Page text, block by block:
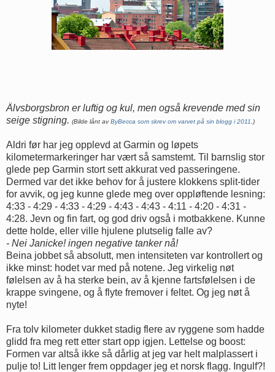
Älvsborgsbron er luftig og kul, men også krevende med sin
seige stigning. (Bilde lånt avByBecca som skrev om varvet på sin blogg i 2011 .)
Aldri før har jeg opplevd at Garmin og løpets
kilometermarkeringer har vært så samstemt. Til barnslig stor
glede pep Garmin stort sett akkurat ved passeringene.
Dermed var det ikke behov for å justere klokkens split-tider
for avvik, og jeg kunne glede meg over oppløftende lesning:
4:33 - 4:29 - 4:33 - 4:29 - 4:43 - 4:43 - 4:11 - 4:20 - 4:31 -
4:28. Jevn og fin fart, og god driv også i motbakkene. Kunne
dette holde, eller ville hjulene plutselig falle av?
- Nei Janicke! ingen negative tanker nå!
Beina jobbet så absolutt, men intensiteten var kontrollert og
ikke minst: hodet var med på notene. Jeg virkelig nøt
følelsen av å ha sterke bein, av å kjenne fartsfølelsen i de
krappe svingene, og å flyte fremover i feltet. Og jeg nøt å
nyte!
Fra tolv kilometer dukket stadig flere av ryggene som hadde
glidd fra meg rett etter start opp igjen. Lettelse og boost:
Formen var altså ikke så dårlig at jeg var helt malplassert i
pulje to! Litt lenger frem oppdager jeg et norsk flagg. Ingulf?!